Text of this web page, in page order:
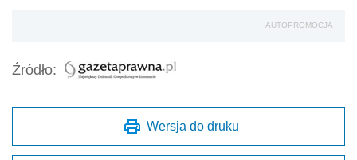
AUTOPROMOCJA
Źródło:
Wersja do druku